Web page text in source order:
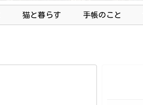
猫と暮らす 手帳のこと